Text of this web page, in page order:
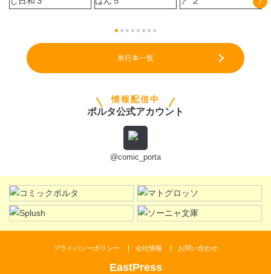
単行本一覧
情報配信中
ポルタ公式アカウント
@comic_porta
EastPress
プライバシーポリシー 会社情報 お問い合わせ